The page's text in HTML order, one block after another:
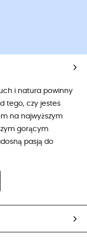
i natura powinny
tego, czy jesteś
na najwyższym
gorącym
pasją do